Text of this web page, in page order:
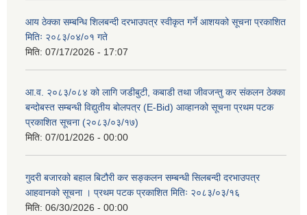
आय ठेक्का सम्बन्धि शिलबन्दी दरभाउपत्र स्वीकृत गर्ने आशयको सूचना प्रकाशित
मितिः २०८३/०४/०१ गते
मिति: 07/17/2026 - 17:07
आ.व. २०८३/०८४ को लागि जडीबुटी, कबाडी तथा जीवजन्तु कर संकलन ठेक्का
बन्दोबस्त सम्बन्धी विद्युतीय बोलपत्र (E-Bid) आव्हानको सूचना प्रथम पटक
प्रकाशित सूचना (२०८३/०३/१७)
मिति: 07/01/2026 - 00:00
गुदरी बजारको बहाल बिटौरी कर सङ्कलन सम्बन्धी सिलबन्दी दरभाउपत्र
आहवानको सूचना । प्रथम पटक प्रकाशित मितिः २०८३/०३/१६
मिति: 06/30/2026 - 00:00